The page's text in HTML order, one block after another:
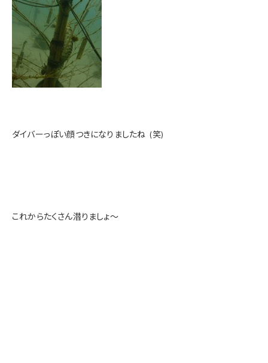
ダイバーっぽい顔つきになりましたね (笑)
これからたくさん潜りましょ～